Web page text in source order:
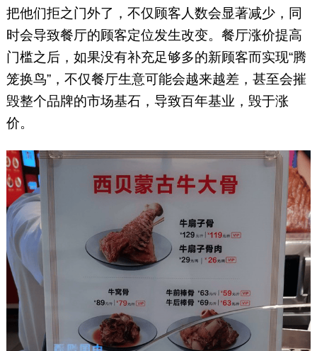
把他们拒之门外了，不仅顾客人数会显著减少，同
时会导致餐厅的顾客定位发生改变。餐厅涨价提高
门槛之后，如果没有补充足够多的新顾客而实现“腾
笼换鸟”，不仅餐厅生意可能会越来越差，甚至会摧
毁整个品牌的市场基石，导致百年基业，毁于涨
价。